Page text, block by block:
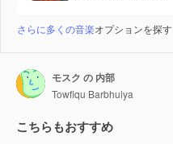
さらに多くの音楽オプションを探す
モスク の 内部
Towfiqu Barbhuiya
こちらもおすすめ